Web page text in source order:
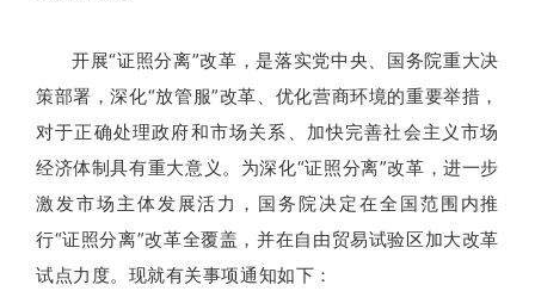
开展“证照分离”改革，是落实党中央、国务院重大决
策部署，深化“放管服”改革、优化营商环境的重要举措，
对于正确处理政府和市场关系、加快完善社会主义市场
经济体制具有重大意义。为深化“证照分离”改革，进一步
激发市场主体发展活力，国务院决定在全国范围内推
行“证照分离”改革全覆盖，并在自由贸易试验区加大改革
试点力度。现就有关事项通知如下：